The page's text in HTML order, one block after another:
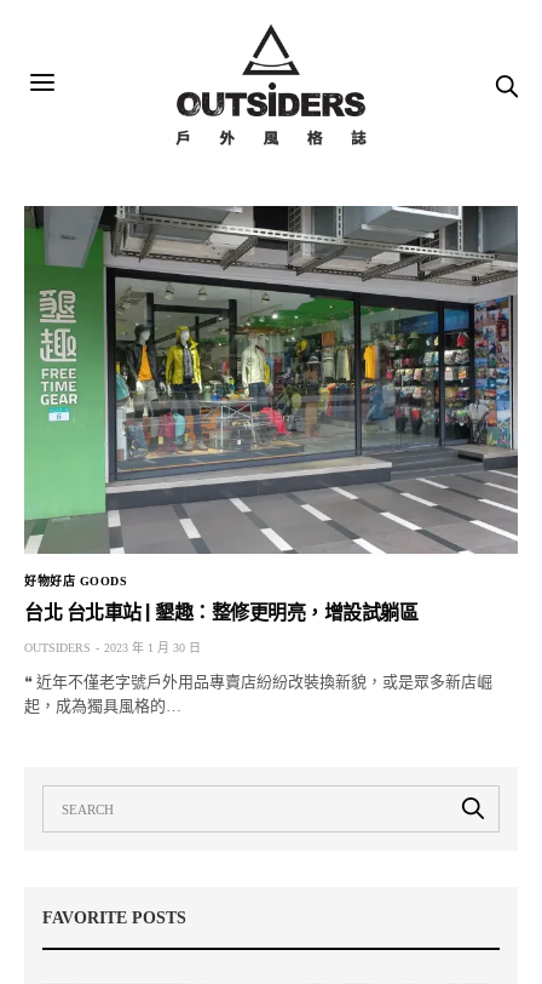
好物好店 GOODS
台北 台北車站 | 墾趣：整修更明亮，增設試躺區
OUTSIDERS 2023 年 1 月 30 日
❝ 近年不僅老字號戶外用品專賣店紛紛改裝換新貌，或是眾多新店崛
起，成為獨具風格的…
FAVORITE POSTS